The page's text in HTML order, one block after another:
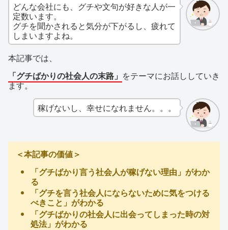
どんな会社にも、グチや文句が好きな人が一
定数います。
グチを聞かされると気分が下がるし、疲れて
しまいますよね。
本記事では、
「グチばかりの社会人の末路」 をテーマにお話ししていき
ます。
稼げないし、幸せになれません。。。
＜本記事の価値＞
「グチばかり言う社会人が稼げない理由」がわか
る
「グチを言う社会人にならないために気をつける
べきこと」がわかる
「グチばかりの社会人に出会ってしまった時の対
処法」がわかる